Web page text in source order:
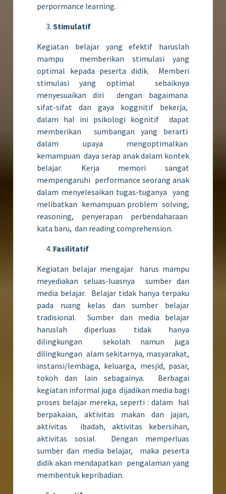
perpormance learning.
Stimulatif
Kegiatan belajar yang efektif haruslah
mampu memberikan stimulasi yang
optimal kepada peserta didik. Memberi
stimulasi yang optimal sebaiknya
menyesuaikan diri dengan bagaimana
sifat-sifat dan gaya koggnitif bekerja,
dalam hal ini psikologi kognitif dapat
memberikan sumbangan yang berarti
dalam upaya mengoptimalkan
kemampuan daya serap anak dalam kontek
belajar. Kerja memori sangat
mempengaruhi performance seorang anak
dalam menyelesaikan tugas-tuganya yang
melibatkan kemampuan problem solving,
reasoning, penyerapan perbendaharaan
kata baru, dan reading comprehension.
Fasilitatif
Kegiatan belajar mengajar harus mampu
meyediakan seluas-luasnya sumber dan
media belajar. Belajar tidak hanya terpaku
pada ruang kelas dan sumber belajar
tradisional. Sumber dan media belajar
haruslah diperluas tidak hanya
dilingkungan sekolah namun juga
dilingkungan alam sekitarnya, masyarakat,
instansi/lembaga, keluarga, mesjid, pasar,
tokoh dan lain sebagainya. Berbagai
kegiatan informal juga dijadikan media bagi
proses belajar mereka, seperti : dalam hal
berpakaian, aktivitas makan dan jajan,
aktivitas ibadah, aktivitas kebersihan,
aktivitas sosial. Dengan memperluas
sumber dan media belajar, maka peserta
didik akan mendapatkan pengalaman yang
membentuk kepribadian.